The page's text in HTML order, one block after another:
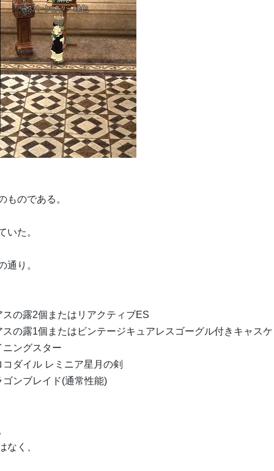
ものである。
いた。
通り。
の露2個またはリアクティブES
の露1個またはビンテージキュアレスゴーグル付きキャス
ングスター
ダイル レミニア星月の剣
ンブレイド(通常性能)
なく、